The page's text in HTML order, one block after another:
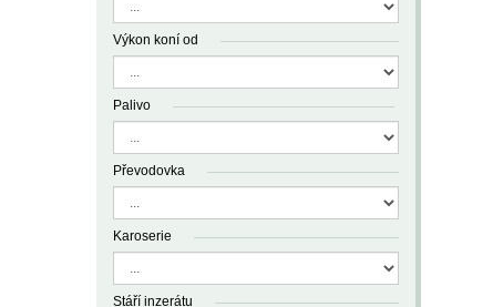
Výkon koní od
Palivo
Převodovka
Karoserie
Stáří inzerátu